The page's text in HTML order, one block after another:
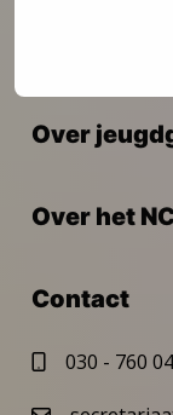
Over
Over het
Contact
030 - 760